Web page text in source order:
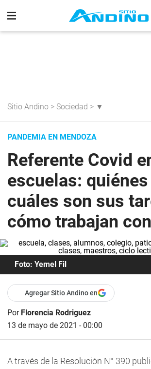
Sitio Andino > Sociedad > ▼
PANDEMIA EN MENDOZA
Referente Covid
escuelas:
cuáles son sus
cómo trabajan
Foto: Yemel Fil
Agregar Sitio Andino en
Por Florencia Rodriguez
13 de mayo de 2021 - 00:00
A través de la Resolución N° 390